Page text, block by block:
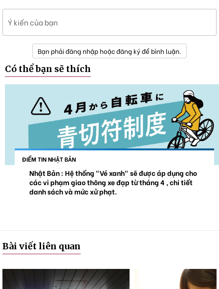
Ý kiến của bạn
Bạn phải đăng nhập hoặc đăng ký để bình luận.
Có thể bạn sẽ thích
ĐIỂM TIN NHẬT BẢN
Nhật Bản : Hệ thống "Vé xanh" sẽ được áp dụng cho
các vi phạm giao thông xe đạp từ tháng 4 , chi tiết
danh sách và mức xử phạt.
Bài viết liên quan